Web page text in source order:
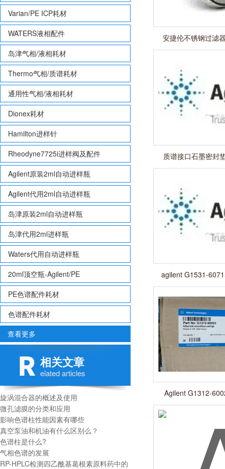
Varian/PE ICP耗材
WATERS液相配件
岛津气相/液相耗材
Thermo气相/质谱耗材
通用性气相/液相耗材
Dionex耗材
Hamilton进样针
Rheodyne7725i进样阀及配件
Agilent原装2ml自动进样瓶
Agilent代用2ml自动进样瓶
岛津原装2ml自动进样瓶
岛津代用2ml进样瓶
Waters代用自动进样瓶
20ml顶空瓶-Agilent/PE
PE色谱配件耗材
色谱配件耗材
查看更多
相关文章
elated articles
旋涡混合器的概述及使用
微孔滤膜的分类和应用
影响色谱柱性能因素有哪些
真空泵油和机油有什么区别么？
色谱柱是什么?
气相色谱的发展
RP-HPLC检测四乙酰基葛根素原料药中的
安捷伦不锈钢过滤
质谱接口石墨密封
agilent G1531-
Agilent G1312-